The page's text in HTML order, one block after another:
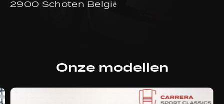
2900 Schoten België
Onze modellen